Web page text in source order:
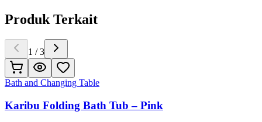
Produk Terkait
1 /3
Bath and Changing Table
Karibu Folding Bath Tub – Pink